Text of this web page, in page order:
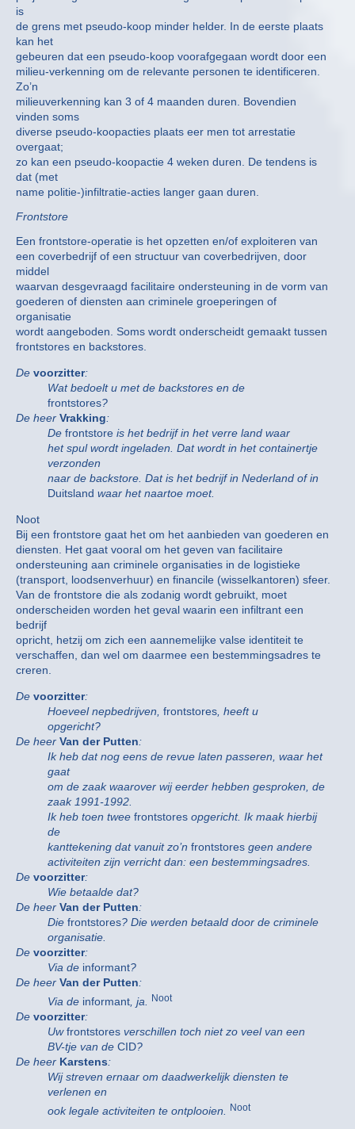
is
de grens met pseudo-koop minder helder. In de eerste plaats
kan het
gebeuren dat een pseudo-koop voorafgegaan wordt door een
milieu-verkenning om de relevante personen te identificeren.
Zo’n
milieuverkenning kan 3 of 4 maanden duren. Bovendien
vinden soms
diverse pseudo-koopacties plaats eer men tot arrestatie
overgaat;
zo kan een pseudo-koopactie 4 weken duren. De tendens is
dat (met
name politie-)infiltratie-acties langer gaan duren.
Frontstore
Een frontstore-operatie is het opzetten en/of exploiteren van
een coverbedrijf of een structuur van coverbedrijven, door
middel
waarvan desgevraagd facilitaire ondersteuning in de vorm van
goederen of diensten aan criminele groeperingen of
organisatie
wordt aangeboden. Soms wordt onderscheidt gemaakt tussen
frontstores en backstores.
De voorzitter:
Wat bedoelt u met de backstores en de
frontstores?
De heer Vrakking:
De frontstore is het bedrijf in het verre land waar
het spul wordt ingeladen. Dat wordt in het containertje
verzonden
naar de backstore. Dat is het bedrijf in Nederland of in
Duitsland waar het naartoe moet.
Noot
Bij een frontstore gaat het om het aanbieden van goederen en
diensten. Het gaat vooral om het geven van facilitaire
ondersteuning aan criminele organisaties in de logistieke
(transport, loodsenverhuur) en financile (wisselkantoren) sfeer.
Van de frontstore die als zodanig wordt gebruikt, moet
onderscheiden worden het geval waarin een infiltrant een
bedrijf
opricht, hetzij om zich een aannemelijke valse identiteit te
verschaffen, dan wel om daarmee een bestemmingsadres te
creren.
De voorzitter:
Hoeveel nepbedrijven, frontstores , heeft u
opgericht?
De heer Van der Putten:
Ik heb dat nog eens de revue laten passeren, waar het
gaat
om de zaak waarover wij eerder hebben gesproken, de
zaak 1991-1992.
Ik heb toen twee frontstores opgericht. Ik maak hierbij
de
kanttekening dat vanuit zo’n frontstores geen andere
activiteiten zijn verricht dan: een bestemmingsadres.
De voorzitter:
Wie betaalde dat?
De heer Van der Putten:
Die frontstores? Die werden betaald door de criminele
organisatie.
De voorzitter:
Via de informant?
De heer Van der Putten:
Via de informant , ja. Noot
De voorzitter:
Uwfrontstores verschillen toch niet zo veel van een
BV-tje van de CID?
De heer Karstens:
Wij streven ernaar om daadwerkelijk diensten te
verlenen en
ook legale activiteiten te ontplooien.
Noot